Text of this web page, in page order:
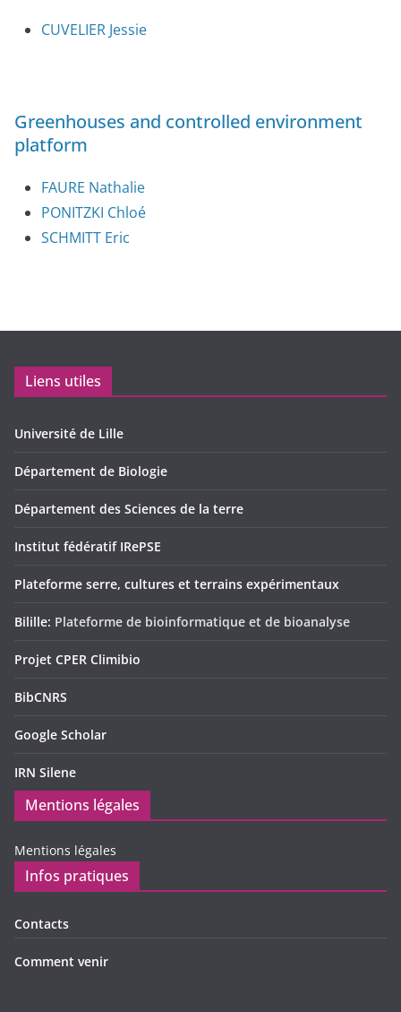
CUVELIER Jessie
Greenhouses and controlled environment
platform
FAURE Nathalie
PONITZKI Chloé
SCHMITT Eric
Liens utiles
Université de Lille
Département de Biologie
Département des Sciences de la terre
Institut fédératif IRePSE
Plateforme serre, cultures et terrains expérimentaux
Bilille: Plateforme de bioinformatique et de bioanalyse
Projet CPER Climibio
BibCNRS
Google Scholar
IRN Silene
Mentions légales
Mentions légales
Infos pratiques
Contacts
Comment venir